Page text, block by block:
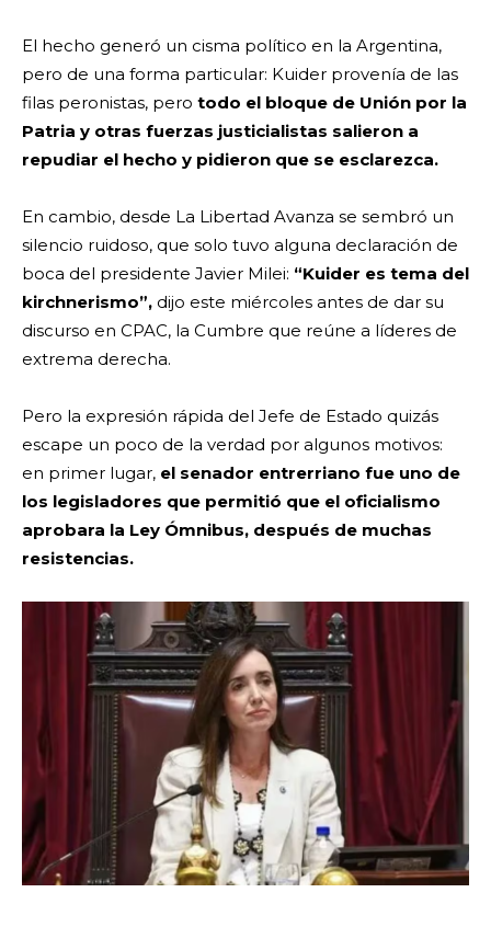
El hecho generó un cisma político en la Argentina,
pero de una forma particular: Kuider provenía de las
filas peronistas, pero todo el bloque de Unión por la
Patria y otras fuerzas justicialistas salieron a
repudiar el hecho y pidieron que se esclarezca.
En cambio, desde La Libertad Avanza se sembró un
silencio ruidoso, que solo tuvo alguna declaración de
boca del presidente Javier Milei: “Kuider es tema del
kirchnerismo”, dijo este miércoles antes de dar su
discurso en CPAC, la Cumbre que reúne a líderes de
extrema derecha.
Pero la expresión rápida del Jefe de Estado quizás
escape un poco de la verdad por algunos motivos:
en primer lugar, el senador entrerriano fue uno de
los legisladores que permitió que el oficialismo
aprobara la Ley Ómnibus, después de muchas
resistencias.